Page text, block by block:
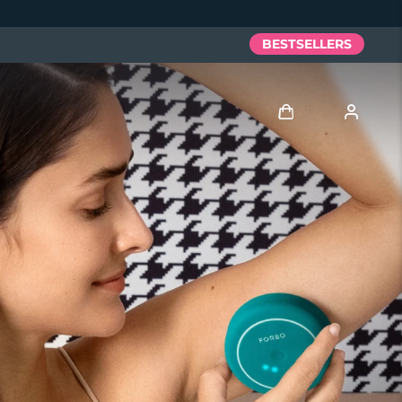
BESTSELLERS
Anmelden
Benutzerkonto
Meine Geräte
Meine Bestellungen
Meine Adressen
Meine Abonnements